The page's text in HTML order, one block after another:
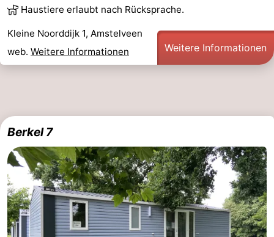
Haustiere erlaubt nach Rücksprache.
Kleine Noorddijk 1, Amstelveen
web. Weitere Informationen Weitere Informationen
Berkel 7